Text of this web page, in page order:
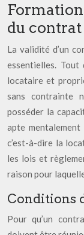
du
La validité d’un
essentielles. Tout
locataire et
sans contrainte
posséder la
apte
c’est-à-dire la
les lois et
raison pour
Conditions
Pour qu’un